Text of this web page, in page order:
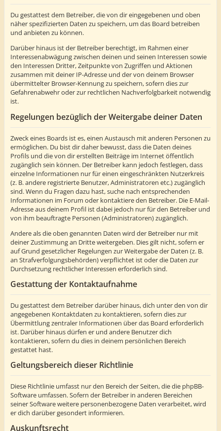
Du gestattest dem Betreiber, die von dir eingegebenen und oben
näher spezifizierten Daten zu speichern, um das Board betreiben
und anbieten zu können.
Darüber hinaus ist der Betreiber berechtigt, im Rahmen einer
Interessenabwägung zwischen deinen und seinen Interessen sowie
den Interessen Dritter, Zeitpunkte von Zugriffen und Aktionen
zusammen mit deiner IP-Adresse und der von deinem Browser
übermittelter Browser-Kennung zu speichern, sofern dies zur
Gefahrenabwehr oder zur rechtlichen Nachverfolgbarkeit notwendig
ist.
Regelungen bezüglich der Weitergabe deiner Daten
Zweck eines Boards ist es, einen Austausch mit anderen Personen zu
ermöglichen. Du bist dir daher bewusst, dass die Daten deines
Profils und die von dir erstellten Beiträge im Internet öffentlich
zugänglich sein können. Der Betreiber kann jedoch festlegen, dass
einzelne Informationen nur für einen eingeschränkten Nutzerkreis
(z. B. andere registrierte Benutzer, Administratoren etc.) zugänglich
sind. Wenn du Fragen dazu hast, suche nach entsprechenden
Informationen im Forum oder kontaktiere den Betreiber. Die E-Mail-
Adresse aus deinem Profil ist dabei jedoch nur für den Betreiber und
von ihm beauftragte Personen (Administratoren) zugänglich.
Andere als die oben genannten Daten wird der Betreiber nur mit
deiner Zustimmung an Dritte weitergeben. Dies gilt nicht, sofern er
auf Grund gesetzlicher Regelungen zur Weitergabe der Daten (z. B.
an Strafverfolgungsbehörden) verpflichtet ist oder die Daten zur
Durchsetzung rechtlicher Interessen erforderlich sind.
Gestattung der Kontaktaufnahme
Du gestattest dem Betreiber darüber hinaus, dich unter den von dir
angegebenen Kontaktdaten zu kontaktieren, sofern dies zur
Übermittlung zentraler Informationen über das Board erforderlich
ist. Darüber hinaus dürfen er und andere Benutzer dich
kontaktieren, sofern du dies in deinem persönlichen Bereich
gestattet hast.
Geltungsbereich dieser Richtlinie
Diese Richtlinie umfasst nur den Bereich der Seiten, die die phpBB-
Software umfassen. Sofern der Betreiber in anderen Bereichen
seiner Software weitere personenbezogene Daten verarbeitet, wird
er dich darüber gesondert informieren.
Auskunftsrecht